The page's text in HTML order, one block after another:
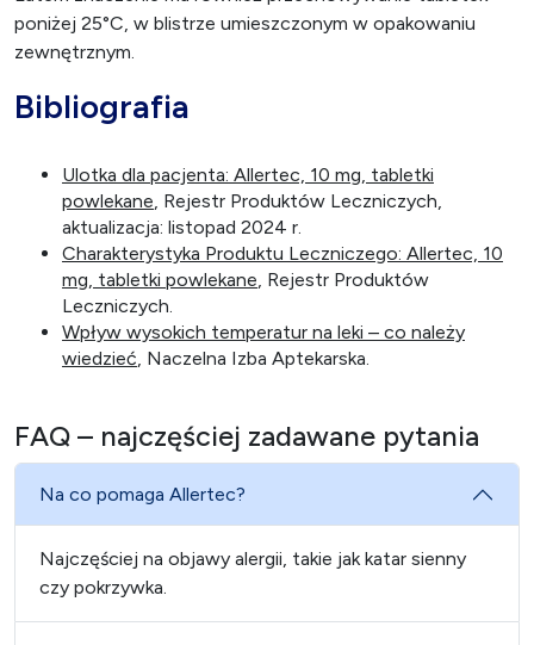
poniżej 25°C, w blistrze umieszczonym w opakowaniu
zewnętrznym.
Bibliografia
Ulotka dla pacjenta: Allertec, 10 mg, tabletki
powlekane , Rejestr Produktów Leczniczych,
aktualizacja: listopad 2024 r.
Charakterystyka Produktu Leczniczego: Allertec, 10
mg, tabletki powlekane , Rejestr Produktów
Leczniczych.
Wpływ wysokich temperatur na leki – co należy
wiedzieć , Naczelna Izba Aptekarska.
FAQ – najczęściej zadawane pytania
Na co pomaga Allertec?
Najczęściej na objawy alergii, takie jak katar sienny
czy pokrzywka.